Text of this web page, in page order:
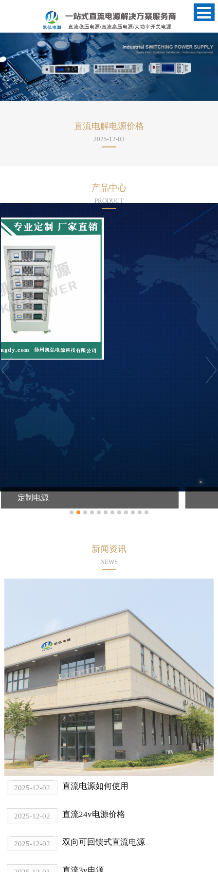
直流电解电源价格
2025-12-03
产品中心
PRODUCT
新闻资讯
NEWS
2025-12-02 直流电源如何使用
2025-12-02 直流24v电源价格
2025-12-02 双向可回馈式直流电源
直流3v电源